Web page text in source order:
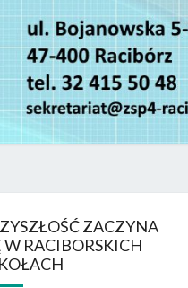
ZACZYNA
W RACIBORSKICH